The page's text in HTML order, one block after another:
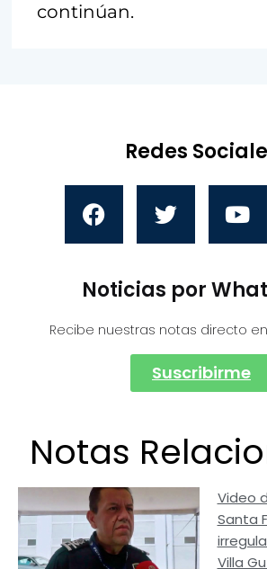
continúan.
Redes
Noticias por
Recibe nuestras notas directo
Suscribirme
Notas
Video
Santa
Villa